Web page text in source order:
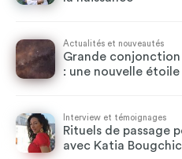
Actualités et nouveautés
Grande
: une nouvelle étoile
Interview et témoignages
Rituels de passage
avec Katia